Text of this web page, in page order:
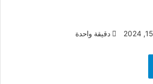
دقيقة واحدة
تيلقرام